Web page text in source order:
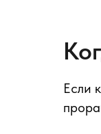
Если